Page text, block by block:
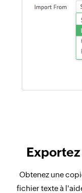
Obtenez une
fichier texte à